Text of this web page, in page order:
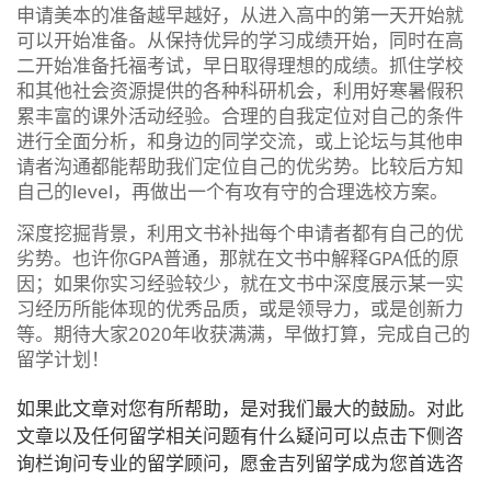
申请美本的准备越早越好，从进入高中的第一天开始就
可以开始准备。从保持优异的学习成绩开始，同时在高
二开始准备托福考试，早日取得理想的成绩。抓住学校
和其他社会资源提供的各种科研机会，利用好寒暑假积
累丰富的课外活动经验。合理的自我定位对自己的条件
进行全面分析，和身边的同学交流，或上论坛与其他申
请者沟通都能帮助我们定位自己的优劣势。比较后方知
自己的level，再做出一个有攻有守的合理选校方案。
深度挖掘背景，利用文书补拙每个申请者都有自己的优
劣势。也许你GPA普通，那就在文书中解释GPA低的原
因；如果你实习经验较少，就在文书中深度展示某一实
习经历所能体现的优秀品质，或是领导力，或是创新力
等。期待大家2020年收获满满，早做打算，完成自己的
留学计划！
如果此文章对您有所帮助，是对我们最大的鼓励。对此
文章以及任何留学相关问题有什么疑问可以点击下侧咨
询栏询问专业的留学顾问，愿金吉列留学成为您首选咨